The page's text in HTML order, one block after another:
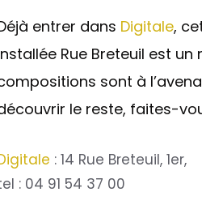
entrer dans Digitale,
Rue Breteuil est un
sont à
le reste, faites-
: 14 Rue Breteuil, 1er,
: 04 91 54 37 00